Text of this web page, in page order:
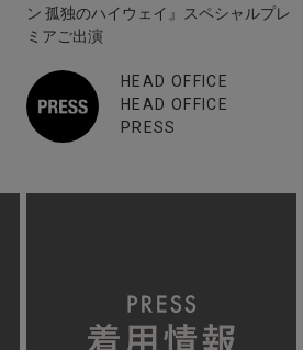
ン 孤独のハイウェイ』スペシャルプレ
ミアご出演
HEAD OFFICE
HEAD OFFICE
PRESS